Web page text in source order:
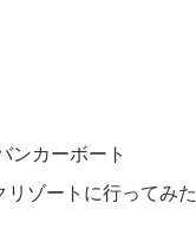
ンカーボート
ゾートに行ってみた